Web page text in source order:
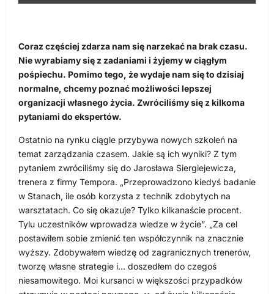
Coraz częściej zdarza nam się narzekać na brak czasu.
Nie wyrabiamy się z zadaniami i żyjemy w ciągłym
pośpiechu. Pomimo tego, że wydaje nam się to dzisiaj
normalne, chcemy poznać możliwości lepszej
organizacji własnego życia. Zwróciliśmy się z kilkoma
pytaniami do ekspertów.
Ostatnio na rynku ciągle przybywa nowych szkoleń na
temat zarządzania czasem. Jakie są ich wyniki? Z tym
pytaniem zwróciliśmy się do Jarosława Siergiejewicza,
trenera z firmy Tempora. „Przeprowadzono kiedyś badanie
w Stanach, ile osób korzysta z technik zdobytych na
warsztatach. Co się okazuje? Tylko kilkanaście procent.
Tylu uczestników wprowadza wiedze w życie”. „Za cel
postawiłem sobie zmienić ten współczynnik na znacznie
wyższy. Zdobywałem wiedzę od zagranicznych trenerów,
tworzę własne strategie i… doszedłem do czegoś
niesamowitego. Moi kursanci w większości przypadków